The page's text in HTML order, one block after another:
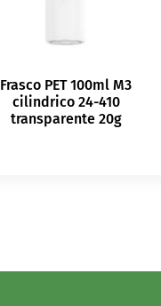
Frasco PET 100ml M3
cilindrico 24-410
transparente 20g